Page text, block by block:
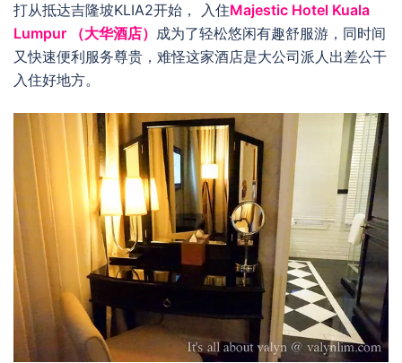
打从抵达吉隆坡KLIA2开始， 入住Majestic Hotel Kuala
Lumpur （大华酒店） 成为了轻松悠闲有趣舒服游，同时间
又快速便利服务尊贵，难怪这家酒店是大公司派人出差公干
入住好地方。